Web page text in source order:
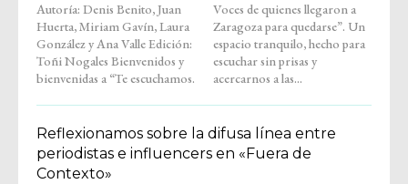
Autoría: Denis Benito, Juan
Huerta, Miriam Gavín, Laura
González y Ana Valle Edición:
Toñi Nogales Bienvenidos y
bienvenidas a “Te escuchamos.
Voces de quienes llegaron a
Zaragoza para quedarse”. Un
espacio tranquilo, hecho para
escuchar sin prisas y
acercarnos a las...
Reflexionamos sobre la difusa línea entre
periodistas e influencers en «Fuera de
Contexto»